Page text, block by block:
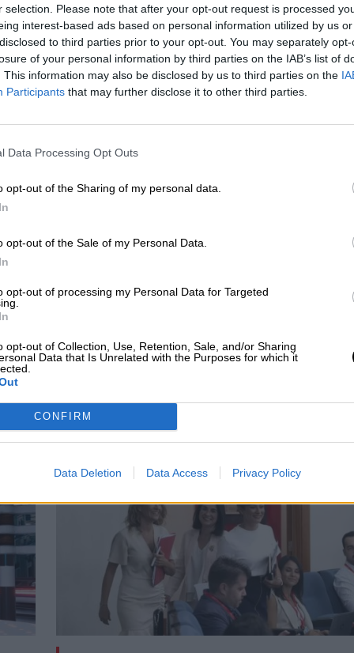
selection. Please note that after your opt-out request is processed
interest-based ads based on personal information utilized by us
to third parties prior to your opt-out. You may separately
of your personal information by third parties on the IAB’s list of
This information may also be disclosed by us to third parties on the
Participants that may further disclose it to other third parties.
Data Processing Opt Outs
opt-out of the Sharing of my personal data.
opt-out of the Sale of my Personal Data.
opt-out of processing my Personal Data for Targeted
opt-out of Collection, Use, Retention, Sale, and/or Sharing
Data that Is Unrelated with the Purposes for which it
CONFIRM
Data Deletion Data Access Privacy Policy
aprobación de los tres proyectos, la
En cambio, en cuanto a la financiación, el
va a ser financiado por partes iguales entre
por tres fases: en las fases 1 y 2 estarán los
entrada a Madrid y en la fase 3 estarán los que
de entrada a Madrid. De momento lo que se
podrá realizar desde Alcalá de Henares,
En cambio, la salida será en Avda. de
hecha por medio de dos fases.
se podrá realizar la entrada desde Avda. de
en Coslada/San Fernando de Henares y
conseguir el objetivo de reducción de
Movilidad y Agenda Urbana se ha fijado para
Público
RELACIONADAS